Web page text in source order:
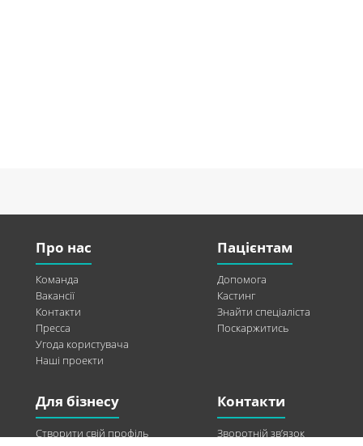
Про нас
Команда
Вакансії
Контакти
Пресса
Угода користувача
Наші проекти
Пацієнтам
Допомога
Кастинг
Знайти спеціаліста
Поскаржитись
Для бізнесу
Створити свій профіль
Контакти
Зворотній зв’язок